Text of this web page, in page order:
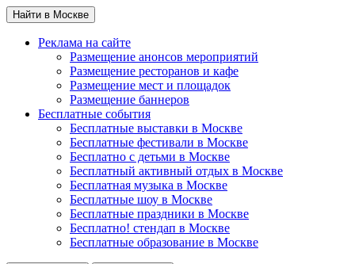
Найти в Москве
Реклама на сайте
Размещение анонсов мероприятий
Размещение ресторанов и кафе
Размещение мест и площадок
Размещение баннеров
Бесплатные события
Бесплатные выставки в Москве
Бесплатные фестивали в Москве
Бесплатно с детьми в Москве
Бесплатный активный отдых в Москве
Бесплатная музыка в Москве
Бесплатные шоу в Москве
Бесплатные праздники в Москве
Бесплатно! стендап в Москве
Бесплатные образование в Москве